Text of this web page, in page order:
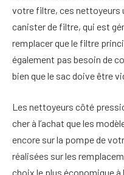
votre filtre, ces nettoyeurs
canister de filtre, qui est
remplacer que le filtre
également pas besoin de
bien que le sac doive être
Les nettoyeurs côté
cher à l’achat que les
encore sur la pompe de
réalisées sur les
choix le plus économique